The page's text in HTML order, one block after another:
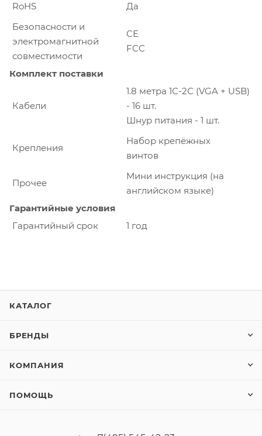
RoHS
Да
Безопасности и
электромагнитной
совместимости
CE
FCC
Комплект поставки
Кабели
1.8 метра 1С-2С (VGA + USB)
- 16 шт.
Шнур питания - 1 шт.
Крепления
Набор крепёжных
винтов
Прочее
Мини инструкция (на
английском языке)
Гарантийные условия
Гарантийный срок
1 год
КАТАЛОГ
БРЕНДЫ
КОМПАНИЯ
ПОМОЩЬ